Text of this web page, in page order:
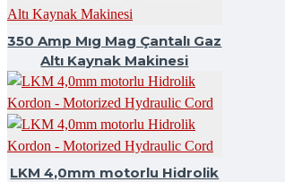
350 Amp Mıg Mag Çantalı Gaz
Altı Kaynak Makinesi
LKM 4,0mm motorlu Hidrolik